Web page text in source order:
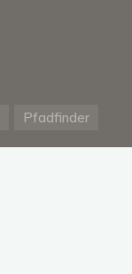
Pfadfinder